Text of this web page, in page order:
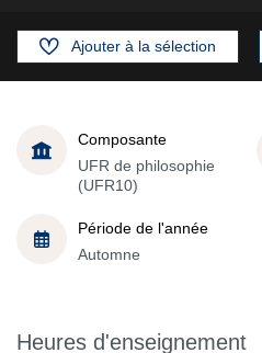
Ajouter à la sélection
Composante
UFR de philosophie
(UFR10)
Période de l'année
Automne
Heures d'enseignement